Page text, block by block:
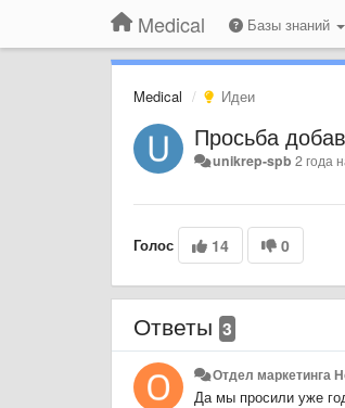
Medical Базы знаний
Medical Идеи
Просьба
unikrep-spb 2 года
Голос 14 0
Ответы 3
Отдел маркетинга
Да мы просили уже